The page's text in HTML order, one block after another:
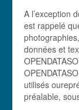
A l’exception
est rappelé
données et
utilisés
préalable,